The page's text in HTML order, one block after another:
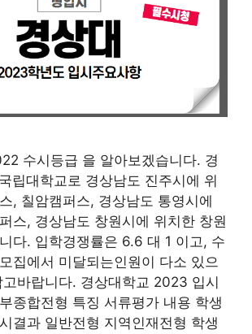
수시등급 을 알아보겠습니다. 경
립대학교로 경상남도 진주시에 위
, 칠암캠퍼스, 경상남도 통영시에
스, 경상남도 창원시에 위치한 창원
다. 입학경쟁률은 6.6 대 1 이고, 수
집에서 미달되는인원이 다소 있으
바랍니다. 경상대학교 2023 입시
종합전형 특징 서류평가 내용 학생
결과 일반전형 지역인재전형 학생